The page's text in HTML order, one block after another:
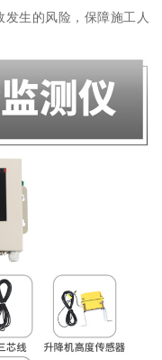
生的风险，保障施工人